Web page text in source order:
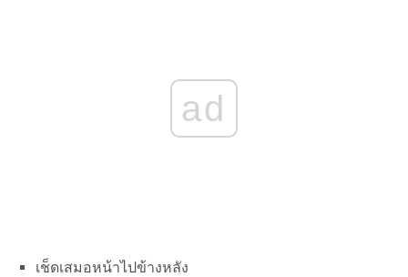
ad
เช็ดเสมอหน้าไปข้างหลัง